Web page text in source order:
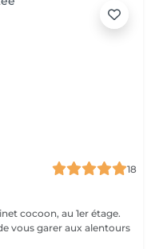
18
cocoon, au 1er étage.